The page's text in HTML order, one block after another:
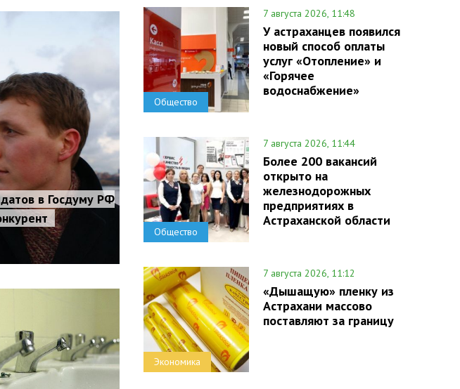
в Госдуму РФ
Общество
7 августа 2026, 11:48
У астраханцев появился
новый способ оплаты
услуг «Отопление» и
«Горячее
водоснабжение»
Общество
7 августа 2026, 11:44
Более 200 вакансий
открыто на
железнодорожных
предприятиях в
Астраханской области
Экономика
7 августа 2026, 11:12
«Дышащую» пленку из
Астрахани массово
поставляют за границу